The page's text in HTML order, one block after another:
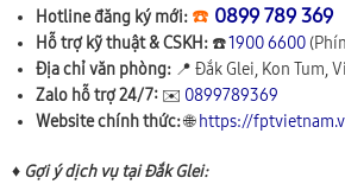
Hotline đăng ký mới: ☎️ 0899 789 369
Hỗ trợ kỹ thuật & CSKH: ☎️1900 6600
Địa chỉ văn phòng: 📍 Đắk Glei, Kon Tum,
Zalo hỗ trợ 24/7: ✉️ 0899789369
Website chính thức:🌐 https://
♦ Gợi ý dịch vụ tại Đắk Glei: